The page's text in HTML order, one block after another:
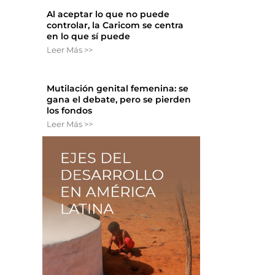
Al aceptar lo que no puede
controlar, la Caricom se centra
en lo que sí puede
Leer Más >>
Mutilación genital femenina: se
gana el debate, pero se pierden
los fondos
Leer Más >>